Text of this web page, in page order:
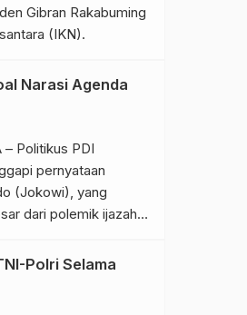
Gibran Rakabuming
(IKN).
Narasi Agenda
– Politikus PDI
pernyataan
(Jokowi), yang
dari polemik ijazah
Polri Selama